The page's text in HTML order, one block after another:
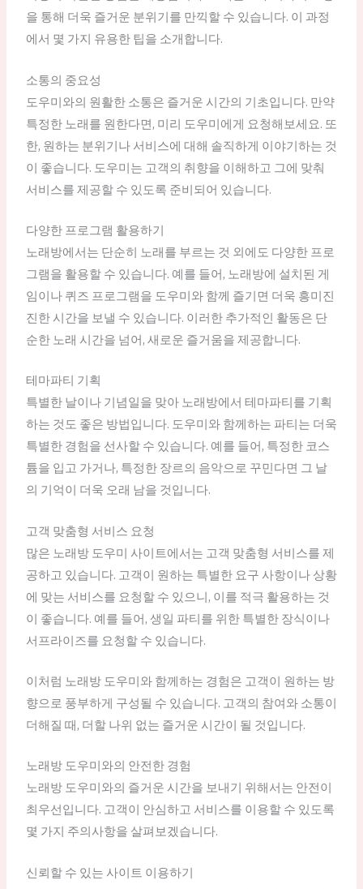
을 통해 더욱 즐거운 분위기를 만끽할 수 있습니다. 이 과정
에서 몇 가지 유용한 팁을 소개합니다.
소통의 중요성
도우미와의 원활한 소통은 즐거운 시간의 기초입니다. 만약
특정한 노래를 원한다면, 미리 도우미에게 요청해보세요. 또
한, 원하는 분위기나 서비스에 대해 솔직하게 이야기하는 것
이 좋습니다. 도우미는 고객의 취향을 이해하고 그에 맞춰
서비스를 제공할 수 있도록 준비되어 있습니다.
다양한 프로그램 활용하기
노래방에서는 단순히 노래를 부르는 것 외에도 다양한 프로
그램을 활용할 수 있습니다. 예를 들어, 노래방에 설치된 게
임이나 퀴즈 프로그램을 도우미와 함께 즐기면 더욱 흥미진
진한 시간을 보낼 수 있습니다. 이러한 추가적인 활동은 단
순한 노래 시간을 넘어, 새로운 즐거움을 제공합니다.
테마파티 기획
특별한 날이나 기념일을 맞아 노래방에서 테마파티를 기획
하는 것도 좋은 방법입니다. 도우미와 함께하는 파티는 더욱
특별한 경험을 선사할 수 있습니다. 예를 들어, 특정한 코스
튬을 입고 가거나, 특정한 장르의 음악으로 꾸민다면 그 날
의 기억이 더욱 오래 남을 것입니다.
고객 맞춤형 서비스 요청
많은 노래방 도우미 사이트에서는 고객 맞춤형 서비스를 제
공하고 있습니다. 고객이 원하는 특별한 요구 사항이나 상황
에 맞는 서비스를 요청할 수 있으니, 이를 적극 활용하는 것
이 좋습니다. 예를 들어, 생일 파티를 위한 특별한 장식이나
서프라이즈를 요청할 수 있습니다.
이처럼 노래방 도우미와 함께하는 경험은 고객이 원하는 방
향으로 풍부하게 구성될 수 있습니다. 고객의 참여와 소통이
더해질 때, 더할 나위 없는 즐거운 시간이 될 것입니다.
노래방 도우미와의 안전한 경험
노래방 도우미와의 즐거운 시간을 보내기 위해서는 안전이
최우선입니다. 고객이 안심하고 서비스를 이용할 수 있도록
몇 가지 주의사항을 살펴보겠습니다.
신뢰할 수 있는 사이트 이용하기